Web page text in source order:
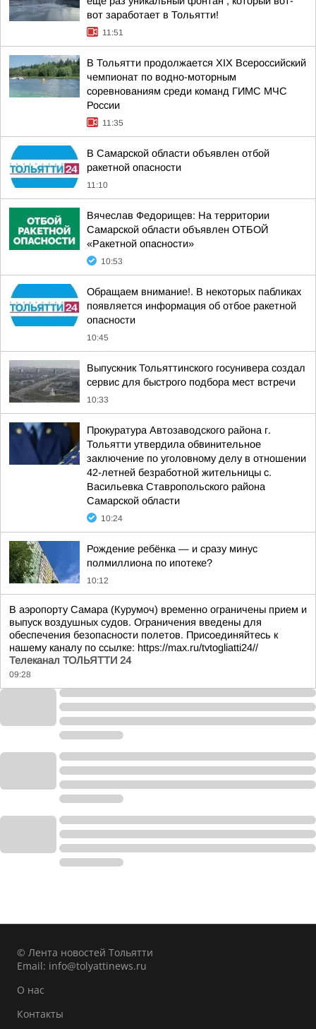
вот заработает в Тольятти!
11:51
В Тольятти продолжается XIX Всероссийский
чемпионат по водно-моторным
соревнованиям среди команд ГИМС МЧС
России
11:35
В Самарской области объявлен отбой
ракетной опасности
11:10
Вячеслав Федорищев: На территории
Самарской области объявлен ОТБОЙ
«Ракетной опасности»
10:53
Обращаем внимание!. В некоторых пабликах
появляется информация об отбое ракетной
опасности
10:45
Выпускник Тольяттинского госунивера создал
сервис для быстрого подбора мест встречи
10:33
Прокуратура Автозаводского района г.
Тольятти утвердила обвинительное
заключение по уголовному делу в отношении
42-летней безработной жительницы с.
Васильевка Ставропольского района
Самарской области
10:24
Рождение ребёнка — и сразу минус
полмиллиона по ипотеке?
10:12
В аэропорту Самара (Курумоч) временно ограничены прием и
выпуск воздушных судов. Ограничения введены для
обеспечения безопасности полетов. Присоединяйтесь к
нашему каналу по ссылке: https://max.ru/tvtogliatti24//
Телеканал ТОЛЬЯТТИ 24
09:28
© Лента новостей Тольятти
Email: info@tolyattinews.ru
О нас
Контакты